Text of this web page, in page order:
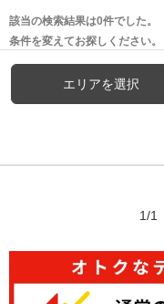
該当の検索結果は0件でした。
条件を変えてお探しください。
エリアを選択
1/1